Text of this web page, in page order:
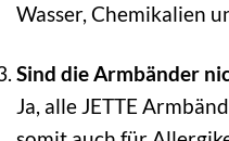
Wasser, Chemikalien
Sind die Armbänder
Ja, alle JETTE